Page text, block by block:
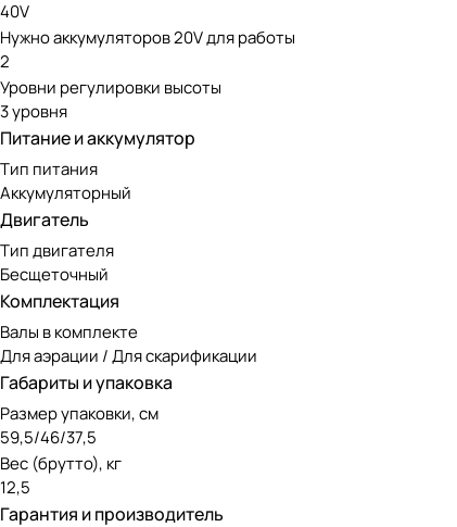
Аэратор-скарификатор WORX WG855E работает от
батареи совместимы со всей аккумуляторной
Для 40V — 2 батареи PowerShare 20V.
Для 80V — 4 батареи PowerShare 20V.
40V
Нужно аккумуляторов 20V для работы
2
Уровни регулировки высоты
3 уровня
Питание и аккумулятор
Тип питания
Аккумуляторный
Двигатель
Тип двигателя
Бесщеточный
Комплектация
Валы в комплекте
Для аэрации / Для скарификации
Габариты и упаковка
Размер упаковки, см
59,5/46/37,5
Вес (брутто), кг
12,5
Гарантия и производитель